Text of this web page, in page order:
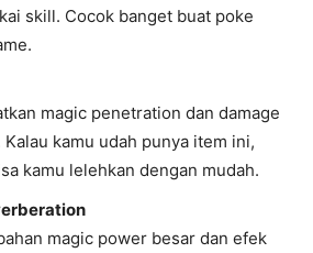
skill. Cocok banget buat poke
magic penetration dan damage
kamu udah punya item ini,
kamu lelehkan dengan mudah.
magic power besar dan efek